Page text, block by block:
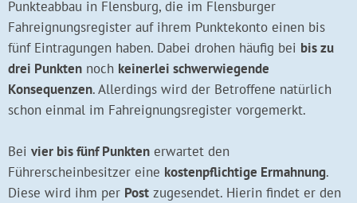
Punkteabbau in Flensburg, die im Flensburger
Fahreignungsregister auf ihrem Punktekonto einen bis
fünf Eintragungen haben. Dabei drohen häufig bei bis zu
drei Punkten noch keinerlei schwerwiegende
Konsequenzen. Allerdings wird der Betroffene natürlich
schon einmal im Fahreignungsregister vorgemerkt.
Bei vier bis fünf Punkten erwartet den
Führerscheinbesitzer eine kostenpflichtige Ermahnung.
Diese wird ihm per Post zugesendet. Hierin findet er den